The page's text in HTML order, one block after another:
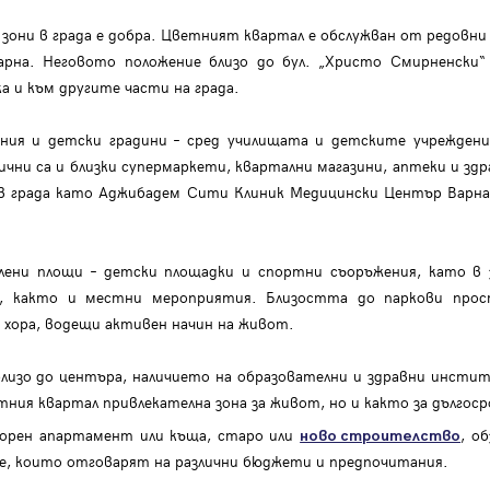
в града е добра. Цветният квартал е обслужван от
Неговото положение близо до бул. „Христо Смирненски“
към другите части на града.
и детски градини – сред училищата и детските
са и близки супермаркети, квартални магазини, аптеки и
града като Аджибадем Сити Клиник Медицински Център
площи – детски площадки и спортни съоръжения, като
както и местни мероприятия. Близостта до паркови
водещи активен начин на живот.
до центъра, наличието на образователни и здравни
квартал привлекателна зона за живот, но и както за
апартамент или къща, старо или ново строителство,
които отговарят на различни бюджети и предпочитания.